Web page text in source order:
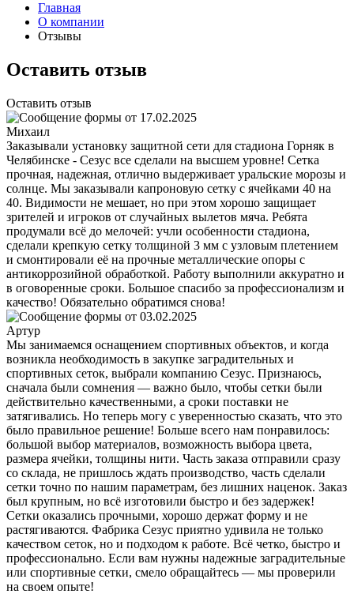
Главная
О компании
Отзывы
Оставить отзыв
Оставить отзыв
Михаил
Заказывали установку защитной сети для стадиона Горняк в
Челябинске - Сезус все сделали на высшем уровне! Сетка
прочная, надежная, отлично выдерживает уральские морозы и
солнце. Мы заказывали капроновую сетку с ячейками 40 на
40. Видимости не мешает, но при этом хорошо защищает
зрителей и игроков от случайных вылетов мяча. Ребята
продумали всё до мелочей: учли особенности стадиона,
сделали крепкую сетку толщиной 3 мм с узловым плетением
и смонтировали её на прочные металлические опоры с
антикоррозийной обработкой. Работу выполнили аккуратно и
в оговоренные сроки. Большое спасибо за профессионализм и
качество! Обязательно обратимся снова!
Артур
Мы занимаемся оснащением спортивных объектов, и когда
возникла необходимость в закупке заградительных и
спортивных сеток, выбрали компанию Сезус. Признаюсь,
сначала были сомнения — важно было, чтобы сетки были
действительно качественными, а сроки поставки не
затягивались. Но теперь могу с уверенностью сказать, что это
было правильное решение! Больше всего нам понравилось:
большой выбор материалов, возможность выбора цвета,
размера ячейки, толщины нити. Часть заказа отправили сразу
со склада, не пришлось ждать производство, часть сделали
сетки точно по нашим параметрам, без лишних наценок. Заказ
был крупным, но всё изготовили быстро и без задержек!
Сетки оказались прочными, хорошо держат форму и не
растягиваются. Фабрика Сезус приятно удивила не только
качеством сеток, но и подходом к работе. Всё четко, быстро и
профессионально. Если вам нужны надежные заградительные
или спортивные сетки, смело обращайтесь — мы проверили
на своем опыте!